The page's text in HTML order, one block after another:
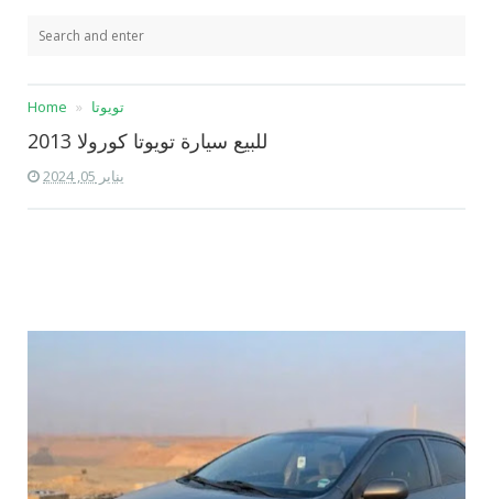
Home تويوتا
للبيع سيارة تويوتا كورولا 2013
يناير 05, 2024